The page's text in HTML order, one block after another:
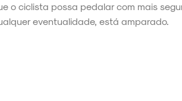
o ciclista possa pedalar com mais
eventualidade, está amparado.